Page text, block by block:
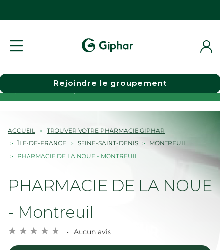
Choisir une pharmacie
Rejoindre le groupement
ACCUEIL
TROUVER VOTRE PHARMACIE GIPHAR
ÎLE-DE-FRANCE
SEINE-SAINT-DENIS
MONTREUIL
PHARMACIE DE LA NOUE - MONTREUIL
PHARMACIE DE LA NOUE
- Montreuil
Aucun avis